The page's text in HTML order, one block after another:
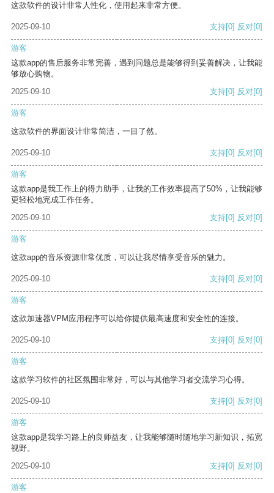
这款软件的设计非常人性化，使用起来非常方便。
2025-09-10 支持[0] 反对[0]
游客
这款app的售后服务非常完善，遇到问题总是能够得到妥善解决，让我能
够放心购物。
2025-09-10
支持[0] 反对[0]
游客
这款软件的界面设计非常简洁，一目了然。
2025-09-10 支持[0] 反对[0]
游客
这款app是我工作上的得力助手，让我的工作效率提高了50%，让我能够
更轻松地完成工作任务。
2025-09-10
支持[0] 反对[0]
游客
这款app的音乐资源非常优质，可以让我尽情享受音乐的魅力。
2025-09-10 支持[0] 反对[0]
游客
这款加速器VPM应用程序可以给你提供最高速度和安全性的连接。
2025-09-10 支持[0] 反对[0]
游客
这款学习软件的社区氛围非常好，可以与其他学习者交流学习心得。
2025-09-10 支持[0] 反对[0]
游客
这款app是我学习路上的良师益友，让我能够随时随地学习新知识，拓宽
视野。
2025-09-10
支持[0] 反对[0]
游客